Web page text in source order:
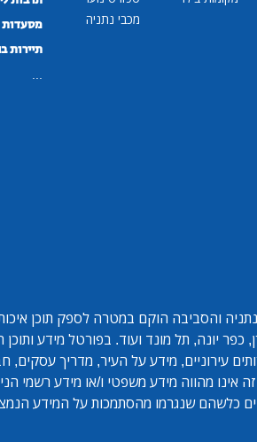
מכבי נתניה
מסעדות
תיירות
...
והסביבה הוקם במטרה לספק תוכן
יונה, תל מונד ועוד. בפורטל מידע
עירוניים, מידע על העיר, מדריך עסקים,
אינו מהווה מידע משפטי ו/או מידע רשמי
כלשהם שנגרמו מהסתמכות על המידע